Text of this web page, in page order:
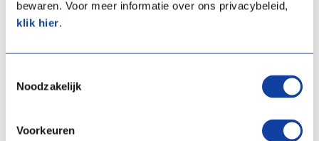
bewaren. Voor meer informatie over ons privacybeleid,
klik hier.
Noodzakelijk
Voorkeuren
5G 18-KC: 2,1 kW source
PAC Géothermique WPU
5G 25-KC: 2,5 kW source